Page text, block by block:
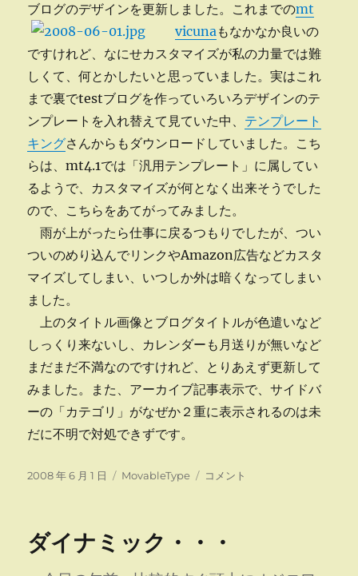
ブログのデザインを更新しました。 これまでのmt
vicunaもなかなか良いの
ですけれど、なにせカスタマイズが私の力量では難
しくて、何とかしたいと思っていました。実はこれ
まで裏でtestブログを作っていろいろデザインのテ
ンプレートを入れ替えて見ていた中、 テンプレート
キングさんからもダウンロードしていました。こち
らは、mt4.1では「汎用テンプレート」に属してい
るようで、カスタマイズが何となく出来そうでした
ので、こちらをあてがってみました。
雨が上がったら仕事に戻るつもりでしたが、つい
ついのめり込んでリンクやAmazon広告などカスタ
マイズしてしまい、いつしか外は暗くなってしまい
ました。
上のタイトル画像とブログタイトルが色遣いなど
しっくり来ないし、カレンダーも月送りが無いなど
まだまだ不満なのですけれど、とりあえず更新して
みました。また、アーカイブ記事表示で、サイドバ
ーの「カテゴリ」がなぜか２重に表示されるのは未
だに不明で対処できずです。
投
2008 年 6 月 1 日
カ
ー
MovableType
ブ
コメント
ダイナミック・・・